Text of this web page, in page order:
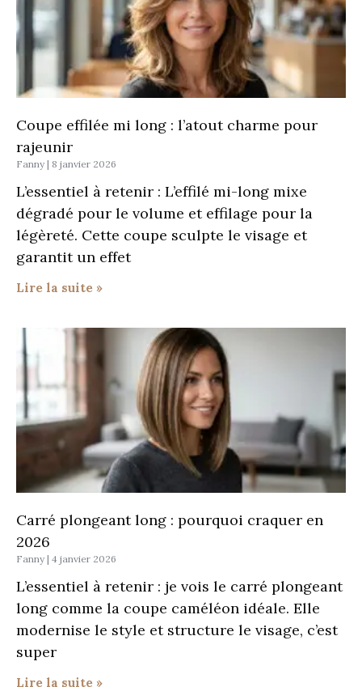
Coupe effilée mi long : l’atout charme pour
rajeunir
Fanny 8 janvier 2026
L’essentiel à retenir : L’effilé mi-long mixe
dégradé pour le volume et effilage pour la
légèreté. Cette coupe sculpte le visage et
garantit un effet
Lire la suite »
Carré plongeant long : pourquoi craquer en
2026
Fanny 4 janvier 2026
L’essentiel à retenir : je vois le carré plongeant
long comme la coupe caméléon idéale. Elle
modernise le style et structure le visage, c’est
super
Lire la suite »